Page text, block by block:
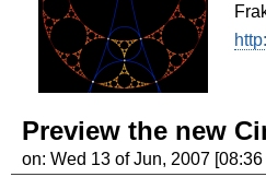
Preview the new
on: Wed 13 of Jun, 2007 [08:36